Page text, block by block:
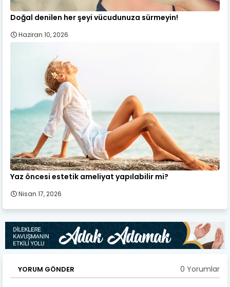
Doğal denilen her şeyi vücudunuza sürmeyin!
Haziran 10, 2026
Yaz öncesi estetik ameliyat yapılabilir mi?
Nisan 17, 2026
YORUM GÖNDER 0 Yorumlar